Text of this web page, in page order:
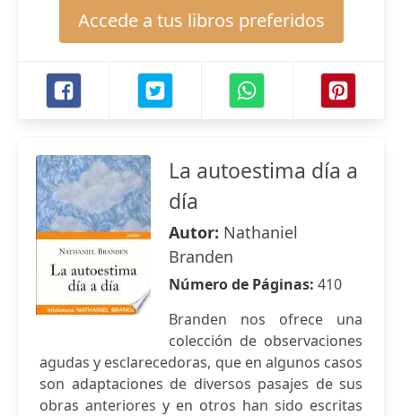
Accede a tus libros preferidos
La autoestima día a
día
Autor: Nathaniel
Branden
Número de Páginas: 410
Branden nos ofrece una
colección de observaciones
agudas y esclarecedoras, que en algunos casos
son adaptaciones de diversos pasajes de sus
obras anteriores y en otros han sido escritas